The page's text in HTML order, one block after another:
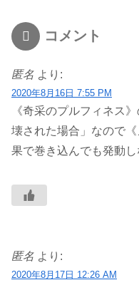
コメント
匿名 より:
2020年8月16日 7:55 PM
《奇采のプルフィネス
壊された場合」なので
果で巻き込んでも発動
匿名 より:
2020年8月17日 12:26 AM